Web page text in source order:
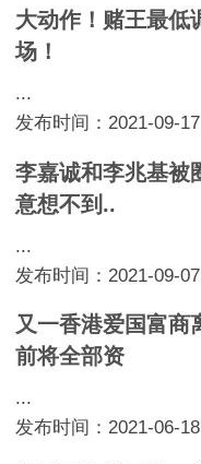
大动作！赌王最低
场！
...
发布时间：2021-09-
李嘉诚和李兆基被
意想不到..
...
发布时间：2021-09-
又一香港爱国富商
前将全部资
...
发布时间：2021-06-